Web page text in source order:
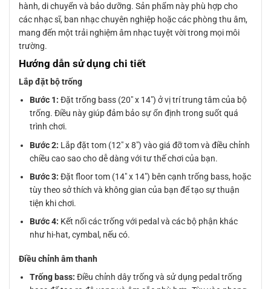
hành, di chuyển và bảo dưỡng. Sản phẩm này phù hợp cho
các nhạc sĩ, ban nhạc chuyên nghiệp hoặc các phòng thu âm,
mang đến một trải nghiệm âm nhạc tuyệt vời trong mọi môi
trường.
Hướng dẫn sử dụng chi tiết
Lắp đặt bộ trống
Bước 1: Đặt trống bass (20″ x 14″) ở vị trí trung tâm của bộ
trống. Điều này giúp đảm bảo sự ổn định trong suốt quá
trình chơi.
Bước 2: Lắp đặt tom (12″ x 8″) vào giá đỡ tom và điều chỉnh
chiều cao sao cho dễ dàng với tư thế chơi của bạn.
Bước 3: Đặt floor tom (14″ x 14″) bên cạnh trống bass, hoặc
tùy theo sở thích và không gian của bạn để tạo sự thuận
tiện khi chơi.
Bước 4: Kết nối các trống với pedal và các bộ phận khác
như hi-hat, cymbal, nếu có.
Điều chỉnh âm thanh
Trống bass: Điều chỉnh dây trống và sử dụng pedal trống